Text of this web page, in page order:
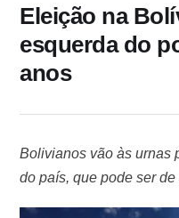
Eleição na
esquerda do
anos
Bolivianos vão às urnas
do país, que pode ser